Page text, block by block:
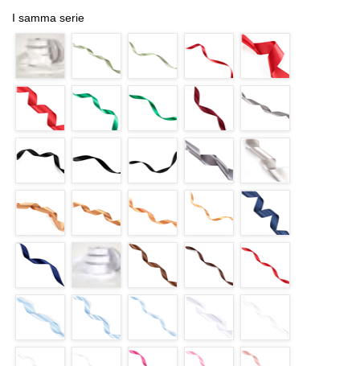
I samma serie